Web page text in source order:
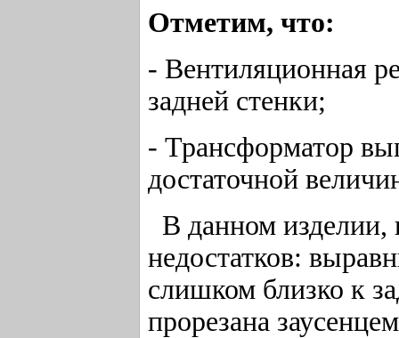
Отметим, что:
- Вентиляционная
задней стенки;
- Трансформатор
достаточной
В данном
недостатков:
слишком близко к
прорезана